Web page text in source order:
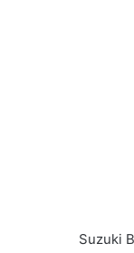
Suzuki